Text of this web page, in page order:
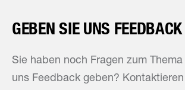
GEBEN SIE UNS FEEDBACK
Sie haben noch Fragen zum
uns Feedback geben?